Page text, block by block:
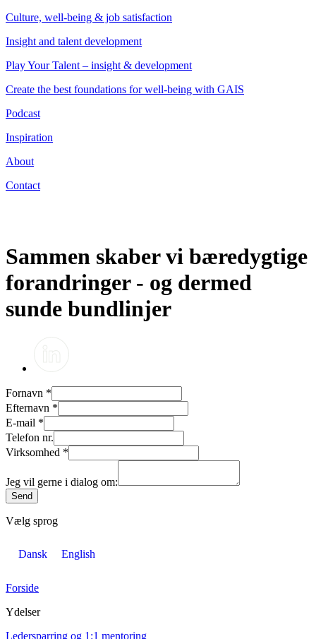
Culture, well-being & job satisfaction
Insight and talent development
Play Your Talent – insight & development
Create the best foundations for well-being with GAIS
Podcast
Inspiration
About
Contact
Sammen skaber vi bæredygtige
forandringer - og dermed
sunde bundlinjer
Fornavn *
Efternavn *
E-mail *
Telefon nr.
Virksomhed *
Jeg vil gerne i dialog om:
Send
Vælg sprog
Dansk English
Forside
Ydelser
Ledersparring og 1:1 mentoring